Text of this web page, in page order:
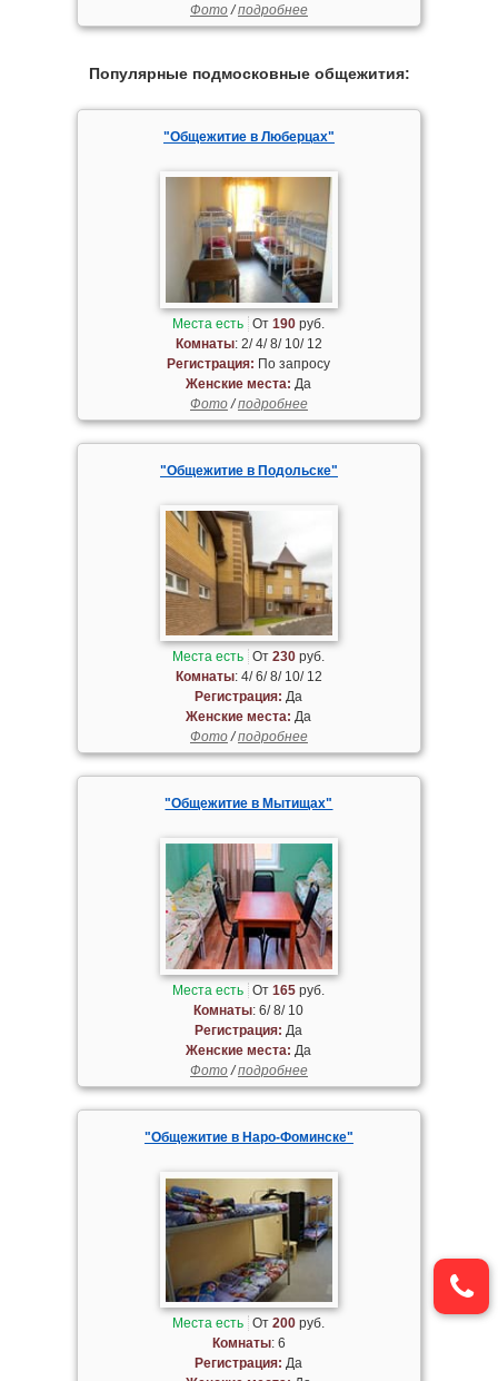
Фото/подробнее
Популярные подмосковные общежития:
"Общежитие в Люберцах"
Места есть От190 руб.
Комнаты: 2/ 4/ 8/ 10/ 12
Регистрация: По запросу
Женские места: Да
Фото/подробнее
"Общежитие в Подольске"
Места есть От230 руб.
Комнаты: 4/ 6/ 8/ 10/ 12
Регистрация: Да
Женские места: Да
Фото/подробнее
"Общежитие в Мытищах"
Места есть От165 руб.
Комнаты: 6/ 8/ 10
Регистрация: Да
Женские места: Да
Фото/подробнее
"Общежитие в Наро-Фоминске"
Места есть От200 руб.
Комнаты: 6
Регистрация: Да